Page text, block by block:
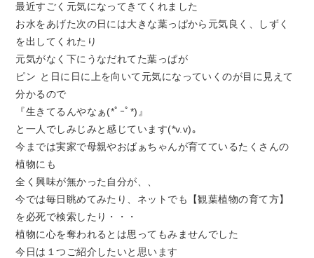
最近すごく元気になってきてくれました
お水をあげた次の日には大きな葉っぱから元気良く、しずく
を出してくれたり
元気がなく下にうなだれてた葉っぱが
ピン と日に日に上を向いて元気になっていくのが目に見えて
分かるので
『生きてるんやなぁ(*ﾟｰﾟ*)』
と一人でしみじみと感じています(*v.v)｡
今までは実家で母親やおばぁちゃんが育てているたくさんの
植物にも
全く興味が無かった自分が、、
今では毎日眺めてみたり、ネットでも【観葉植物の育て方】
を必死で検索したり・・・
植物に心を奪われるとは思ってもみませんでした
今日は１つご紹介したいと思います